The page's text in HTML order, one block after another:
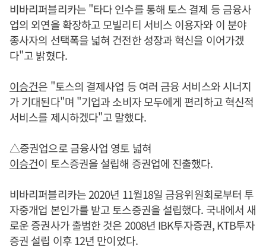
비바리퍼블리카는 "타다 인수를 통해 토스 결제 등 금융사
업의 외연을 확장하고 모빌리티 서비스 이용자와 이 분야
종사자의 선택폭을 넓혀 건전한 성장과 혁신을 이어가겠
다"고 밝혔다.
이승건은 "토스의 결제사업 등 여러 금융 서비스와 시너지
가 기대된다"며 "기업과 소비자 모두에게 편리하고 혁신적
서비스를 제시하겠다"고 말했다.
△증권업으로 금융사업 영토 넓혀
이승건이 토스증권을 설립해 증권업에 진출했다.
비바리퍼블리카는 2020년 11월18일 금융위원회로부터 투
자중개업 본인가를 받고 토스증권을 설립했다. 국내에서 새
로운 증권사가 출범한 것은 2008년 IBK투자증권, KTB투자
증권 설립 이후 12년 만이었다.